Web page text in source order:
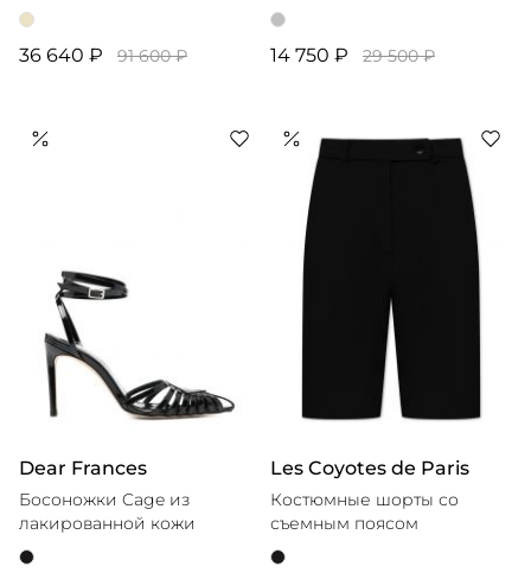
36 640 ₽ 91 600 ₽ 14 750 ₽ 29 500 ₽
Dear Frances
Босоножки Cage из
лакированной кожи
Les Coyotes de Paris
Костюмные шорты со
съемным поясом